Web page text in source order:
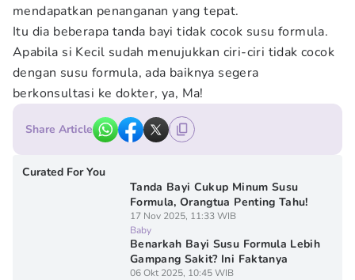
mendapatkan penanganan yang tepat.
Itu dia beberapa tanda bayi tidak cocok susu formula.
Apabila si Kecil sudah menujukkan ciri-ciri tidak cocok
dengan susu formula, ada baiknya segera
berkonsultasi ke dokter, ya, Ma!
Share Article
Curated For You
Tanda Bayi Cukup Minum Susu
Formula, Orangtua Penting Tahu!
17 Nov 2025, 11:33 WIB
Baby
Benarkah Bayi Susu Formula Lebih
Gampang Sakit? Ini Faktanya
06 Okt 2025, 10:45 WIB